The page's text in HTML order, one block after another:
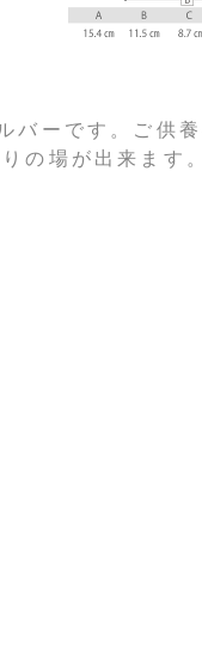
バーです。ご供
の場が出来ます。